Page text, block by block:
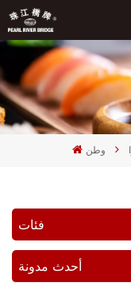
وطن
فئات
أحدث مدونة